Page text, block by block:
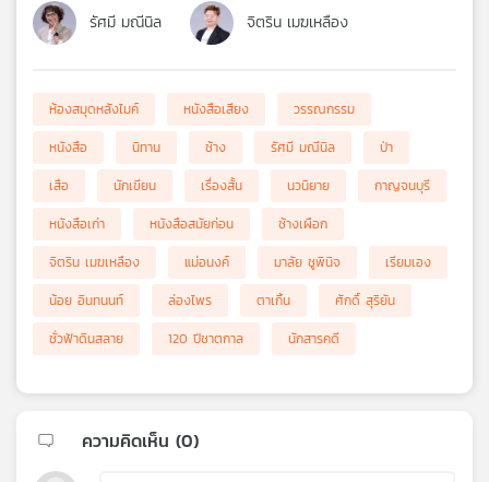
รัศมี มณีนิล จิตริน เมฆเหลือง
ห้องสมุดหลังไมค์ หนังสือเสียง
วรรณกรรม
หนังสือ
นิทาน ช้าง รัศมี มณีนิล
ป่า
เสือ
นักเขียน เรื่องสั้น นวนิยาย
กาญจนบุรี
หนังสือเก่า
หนังสือสมัยก่อน
ช้างเผือก
จิตริน เมฆเหลือง
แม่อนงค์ มาลัย ชูพินิจ
เรียมเอง
น้อย อินทนนท์
ล่องไพร ตาเกิ้น
ศักดิ์ สุริยัน
ชั่วฟ้าดินสลาย
120 ปีชาตกาล นักสารคดี
ความคิดเห็น (0)